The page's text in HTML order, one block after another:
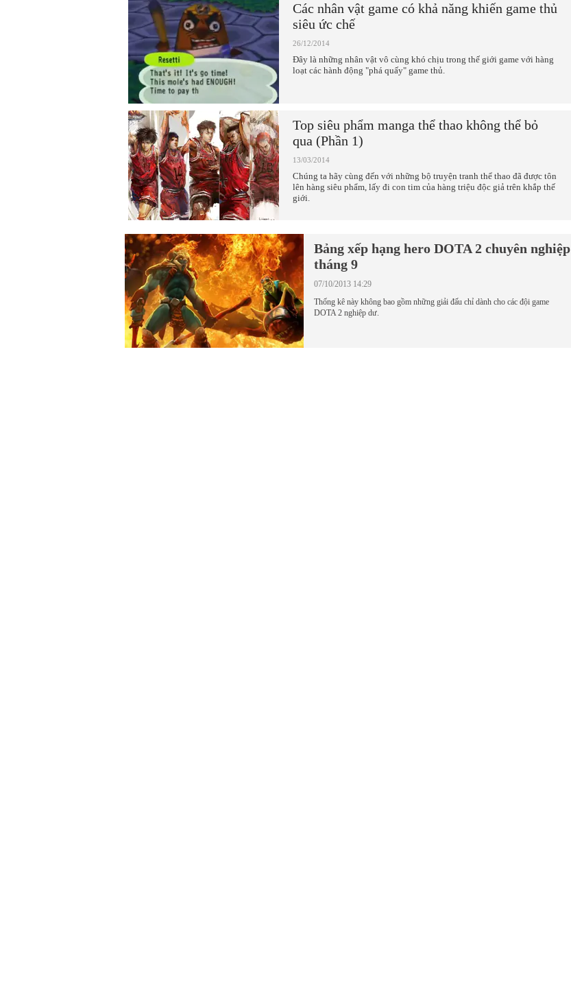
Các nhân vật game có khả năng khiến game thủ
siêu ức chế
26/12/2014
Đây là những nhân vật vô cùng khó chịu trong thế giới game với hàng
loạt các hành động "phá quấy" game thủ.
Top siêu phẩm manga thể thao không thể bỏ
qua (Phần 1)
13/03/2014
Chúng ta hãy cùng đến với những bộ truyện tranh thể thao đã được tôn
lên hàng siêu phẩm, lấy đi con tim của hàng triệu độc giả trên khắp thế
giới.
Bảng xếp hạng hero DOTA 2 chuyên nghiệp
tháng 9
07/10/2013 14:29
Thống kê này không bao gồm những giải đấu chỉ dành cho các đội game
DOTA 2 nghiệp dư.